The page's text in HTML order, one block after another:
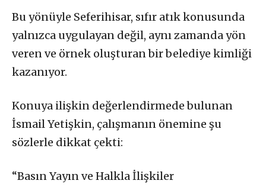
Bu yönüyle Seferihisar, sıfır atık konusunda
yalnızca uygulayan değil, aynı zamanda yön
veren ve örnek oluşturan bir belediye kimliği
kazanıyor.
Konuya ilişkin değerlendirmede bulunan
İsmail Yetişkin, çalışmanın önemine şu
sözlerle dikkat çekti:
“Basın Yayın ve Halkla İlişkiler